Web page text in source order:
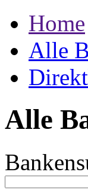
Home
Alle
Alle